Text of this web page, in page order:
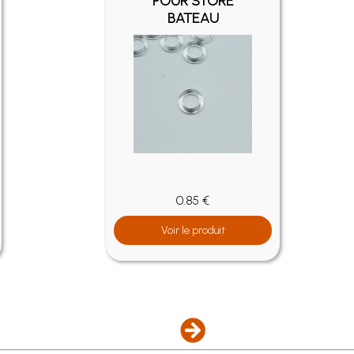
BATEAU
0.85 €
Voir le produit